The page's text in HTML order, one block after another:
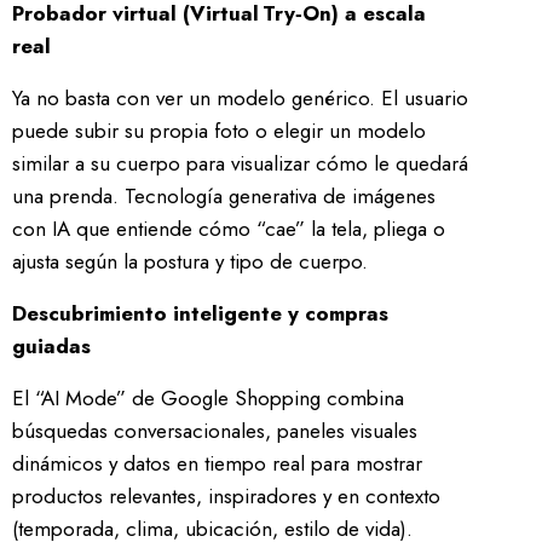
Probador virtual (Virtual Try‑On) a escala
real
Ya no basta con ver un modelo genérico. El usuario
puede subir su propia foto o elegir un modelo
similar a su cuerpo para visualizar cómo le quedará
una prenda. Tecnología generativa de imágenes
con IA que entiende cómo “cae” la tela, pliega o
ajusta según la postura y tipo de cuerpo.
Descubrimiento inteligente y compras
guiadas
El “AI Mode” de Google Shopping combina
búsquedas conversacionales, paneles visuales
dinámicos y datos en tiempo real para mostrar
productos relevantes, inspiradores y en contexto
(temporada, clima, ubicación, estilo de vida).